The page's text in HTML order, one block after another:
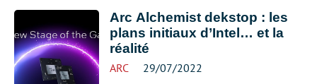
Arc Alchemist dekstop : les
plans initiaux d’Intel… et la
réalité
ARC 29/07/2022